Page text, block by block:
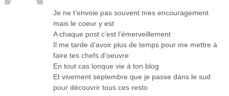
Je ne t’envoie pas souvent mes encouragement
mais le coeur y est
A chaque post c’est l’émerveillement
Il me tarde d’avoir plus de temps pour me mettre à
faire tes chefs d’oeuvre
En tout cas lonque vie à ton blog
Et vivement septembre que je passe dans le sud
pour découvrir tous ces resto